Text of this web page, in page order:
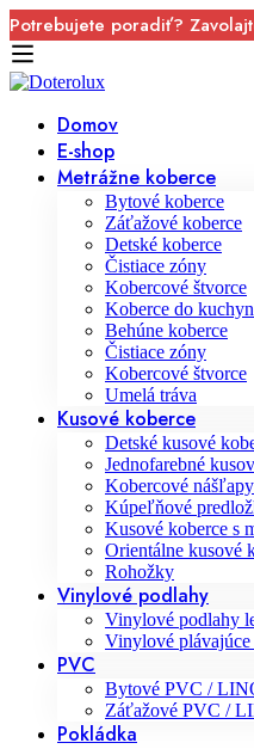
Potrebujete poradiť?
Domov
E-shop
Metrážne koberce
Bytové koberce
Záťažové koberce
Detské koberce
Čistiace zóny
Kobercové štvorce
Koberce do
Behúne koberce
Čistiace zóny
Kobercové štvorce
Umelá tráva
Kusové koberce
Detské kusové
Jednofarebné
Kobercové
Kúpeľňové
Kusové koberce s
Orientálne kusové
Rohožky
Vinylové podlahy
Vinylové podlahy
Vinylové
PVC
Bytové PVC /
Záťažové PVC /
Pokládka